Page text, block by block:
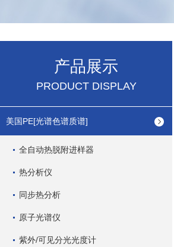
产品展示
PRODUCT DISPLAY
美国PE[光谱色谱质谱]
全自动热脱附进样器
热分析仪
同步热分析
原子光谱仪
紫外/可见分光光度计